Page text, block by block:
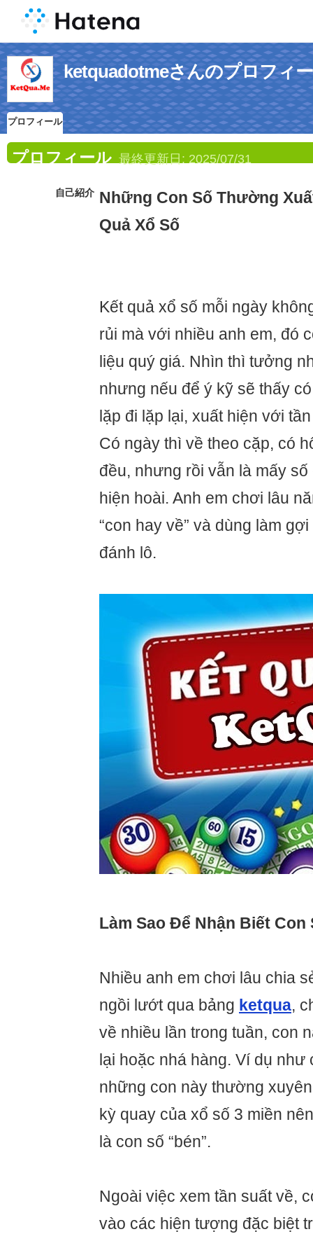
ketquadotmeさんのプロフィ
プロフィール
プロフィール 最終更新日: 2025/07/31
自己紹介 Những Con Số Thường
Quả Xổ Số
Kết quả xổ số mỗi ngày
rủi mà với nhiều anh em, đó
liệu quý giá. Nhìn thì tưởng
nhưng nếu để ý kỹ sẽ thấy
lặp đi lặp lại, xuất hiện với
Có ngày thì về theo cặp, có
đều, nhưng rồi vẫn là mấy
hiện hoài. Anh em chơi lâu
“con hay về” và dùng làm
đánh lô.
Làm Sao Để Nhận Biết Con
Nhiều anh em chơi lâu chia
ngồi lướt qua bảng ketqua,
về nhiều lần trong tuần, con
lại hoặc nhá hàng. Ví dụ như
những con này thường
kỳ quay của xổ số 3 miền
là con số “bén”.
Ngoài việc xem tần suất về,
vào các hiện tượng đặc biệt